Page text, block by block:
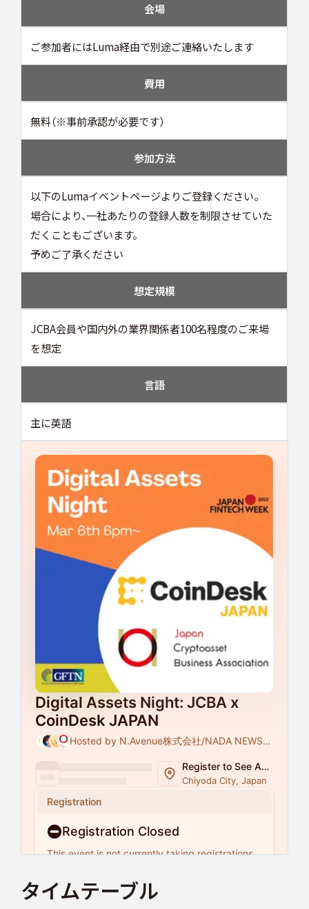
会場
ご参加者にはLuma経由で別途ご連絡いたします
費用
無料（※事前承認が必要です）
参加方法
以下のLumaイベントページよりご登録ください。
場合により、一社あたりの登録人数を制限させていた
だくこともございます。
予めご了承ください
想定規模
JCBA会員や国内外の業界関係者100名程度のご来場
を想定
言語
主に英語
タイムテーブル